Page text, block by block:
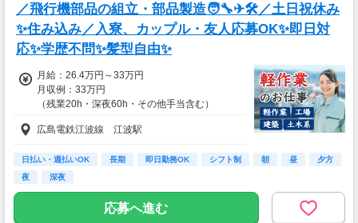
／飛行機部品の組立・部品製造🧑‍🔧✈🛠️／土日祝休み
✨住み込み／入寮、カップル・友人応募OK✨即日対
応✨学歴不問✨髪型自由✨
月給：26.4万円～33万円
月収例：33万円
（残業20h・深夜60h・その他手当含む）
広島電鉄江波線 江波駅
日払い・週払いOK 長期 即日勤務OK シフト制 朝 昼
夕方
夜
深夜
応募へ進む